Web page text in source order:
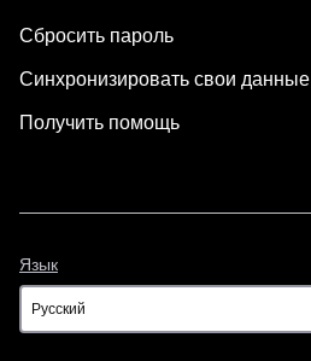
Сбросить пароль
Синхронизировать свои данные
Получить помощь
Язык